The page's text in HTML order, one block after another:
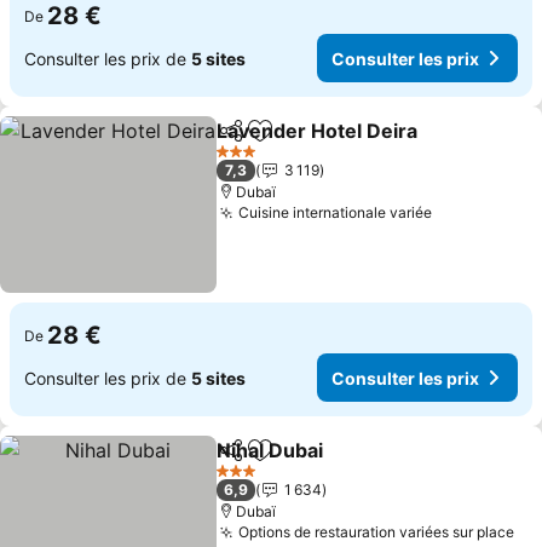
De 28 €
Consulter les prix de 5 sites Consulter les prix
PartagerAjouter à mes favoris
Lavender Hotel Deira
3 Étoiles
7,3
3 119
Dubaï
Cuisine internationale variéeConsulter
De 28 €
Consulter les prix de 5 sites Consulter les prix
PartagerAjouter à mes favoris
Nihal Dubai
3 Étoiles
6,9
1 634
Dubaï
Options de restauration variées sur place